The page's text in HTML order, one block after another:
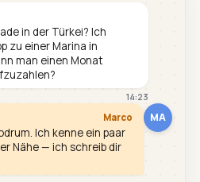
in der Türkei? Ich
zu einer Marina in
man einen Monat
14:23
MA
Marco
Ich kenne ein paar
Nähe — ich schreib dir